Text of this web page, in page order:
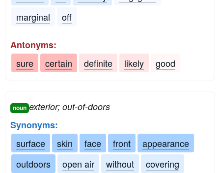
marginal
off
Antonyms:
sure
certain definite likely good
noun exterior; out-of-doors
Synonyms:
surface
skin face front
appearance
outdoors
open air without
covering